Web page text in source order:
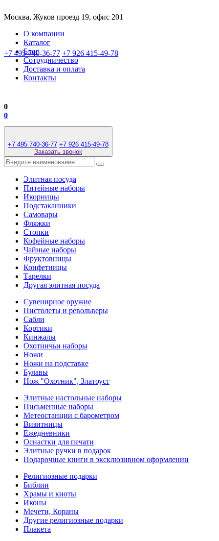
Москва, Жуков проезд 19, офис 201
О компании
Каталог
Блог
Сотрудничество
Доставка и оплата
Контакты
+7 495 740-36-77 +7 926 415-49-78
0
0
+7 495 740-36-77 +7 926 415-49-78
Заказать звонок
Элитная посуда
Питейные наборы
Икорницы
Подстаканники
Самовары
Фляжки
Стопки
Кофейные наборы
Чайные наборы
Фруктовницы
Конфетницы
Тарелки
Другая элитная посуда
Сувенирное оружие
Пистолеты и револьверы
Сабли
Кортики
Кинжалы
Охотничьи наборы
Ножи
Ножи на подставке
Булавы
Нож "Охотник", Златоуст
Элитные настольные наборы
Письменные наборы
Метеостанции с барометром
Визитницы
Ежедневники
Оснастки для печати
Элитные ручки в подарок
Подарочные книги в эксклюзивном оформлении
Религиозные подарки
Библии
Храмы и киоты
Иконы
Мечети, Кораны
Другие религиозные подарки
Плакета